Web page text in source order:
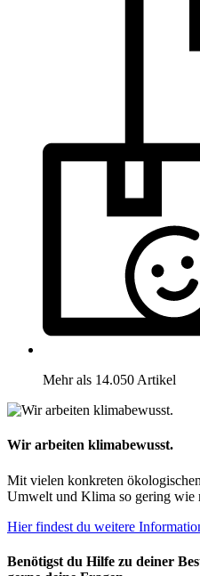
Mehr als 14.050 Artikel
Wir arbeiten klimabewusst.
Mit vielen konkreten
Umwelt und Klima so gering wie
Hier findest du weitere
Benötigst du Hilfe zu deiner